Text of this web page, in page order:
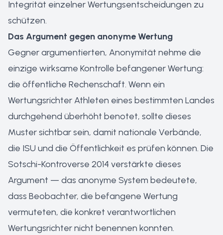
Integrität einzelner Wertungsentscheidungen zu
schützen.
Das Argument gegen anonyme Wertung
Gegner argumentierten, Anonymität nehme die
einzige wirksame Kontrolle befangener Wertung:
die öffentliche Rechenschaft. Wenn ein
Wertungsrichter Athleten eines bestimmten Landes
durchgehend überhöht benotet, sollte dieses
Muster sichtbar sein, damit nationale Verbände,
die ISU und die Öffentlichkeit es prüfen können. Die
Sotschi-Kontroverse 2014 verstärkte dieses
Argument — das anonyme System bedeutete,
dass Beobachter, die befangene Wertung
vermuteten, die konkret verantwortlichen
Wertungsrichter nicht benennen konnten.